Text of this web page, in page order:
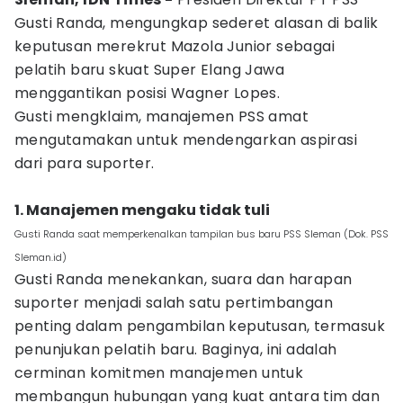
Gusti Randa, mengungkap sederet alasan di balik
keputusan merekrut Mazola Junior sebagai
pelatih baru skuat Super Elang Jawa
menggantikan posisi Wagner Lopes.
Gusti mengklaim, manajemen PSS amat
mengutamakan untuk mendengarkan aspirasi
dari para suporter.
1. Manajemen mengaku tidak tuli
Gusti Randa saat memperkenalkan tampilan bus baru PSS Sleman (Dok. PSS
Sleman.id)
Gusti Randa menekankan, suara dan harapan
suporter menjadi salah satu pertimbangan
penting dalam pengambilan keputusan, termasuk
penunjukan pelatih baru. Baginya, ini adalah
cerminan komitmen manajemen untuk
membangun hubungan yang kuat antara tim dan